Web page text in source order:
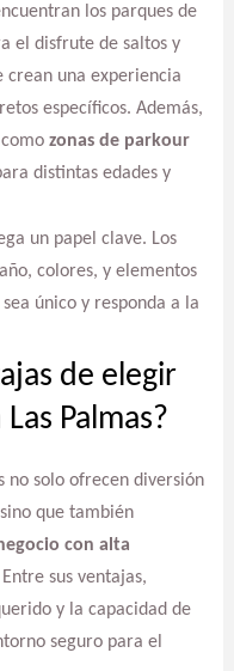
los parques de
el disfrute de saltos y
crean una experiencia
específicos. Además,
zonas de parkour
distintas edades y
un papel clave. Los
colores, y elementos
único y responda a la
de elegir
Palmas?
no solo ofrecen diversión
que también
con alta
Entre sus ventajas,
y la capacidad de
seguro para el